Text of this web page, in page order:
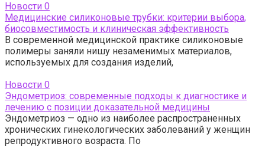
Новости 0
Медицинские силиконовые трубки: критерии выбора,
биосовместимость и клиническая эффективность
В современной медицинской практике силиконовые
полимеры заняли нишу незаменимых материалов,
используемых для создания изделий,
Новости 0
Эндометриоз: современные подходы к диагностике и
лечению с позиции доказательной медицины
Эндометриоз — одно из наиболее распространенных
хронических гинекологических заболеваний у женщин
репродуктивного возраста. По